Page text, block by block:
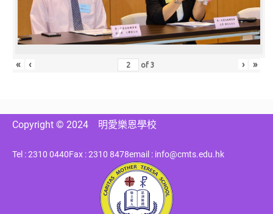
« ‹ of3 › »
Copyright © 2024 明愛樂恩學校
Tel : 2310 0440Fax : 2310 8478email : info@cmts.edu.hk